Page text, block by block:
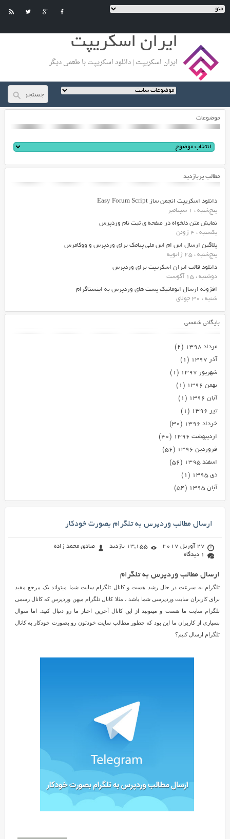
ایران اسکریپت
ایران اسکریپت | دانلود اسکریپت با طعمی دیگر
موضوعات
مطالب پربازدید
دانلود اسکریپت انجمن ساز Easy Forum Script
پنج‌شنبه ، 1 سپتامبر
نمایش متن دلخواه در صفحه ی ثبت نام وردپرس
یکشنبه ، 4 ژوئن
پلاگین ارسال اس ام اس ملی پیامک برای وردپرس و ووکامرس
پنج‌شنبه ، 25 ژانویه
دانلود قالب ایران اسکریپت برای وردپرس
دوشنبه ، 15 آگوست
افزونه ارسال اتوماتیک پست های وردپرس به اینستاگرام
شنبه ، 30 جولای
بایگانی شمسی
مرداد ۱۳۹۸
(۲)
آذر ۱۳۹۷
(۱)
شهریور ۱۳۹۷
(۱)
بهمن ۱۳۹۶
(۱)
آبان ۱۳۹۶
(۱)
تیر ۱۳۹۶
(۱)
خرداد ۱۳۹۶
(۳۰)
اردیبهشت ۱۳۹۶
(۴۰)
فروردین ۱۳۹۶
(۵۶)
اسفند ۱۳۹۵
(۵۶)
دی ۱۳۹۵
(۱)
آبان ۱۳۹۵
(۵۴)
ارسال مطالب وردپرس به تلگرام بصورت خودکار
27 آوریل 2017 13,155 بازدید
صادق محمد زاده
1 دیدگاه
ارسال مطالب وردپرس به تلگرام
تلگرام به سرعت در حال رشد هست و کانال تلگرام سایت شما میتواند یک مرجع مفید
برای کاربران سایت وردپرسی شما باشد ، مثلا کانال تلگرام میهن وردپرس که کانال رسمی
تلگرام سایت ما هست و میتونید از این کانال آخرین اخبار ما رو دنبال کنید. اما سوال
بسیاری از کاربران ما این بود که چطور مطالب سایت خودتون رو بصورت خودکار به کانال
تلگرام ارسال کنیم؟